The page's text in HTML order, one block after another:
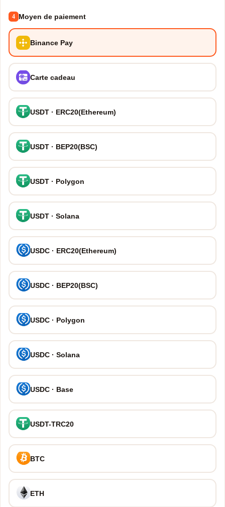
4 Moyen de paiement
Binance Pay
Carte cadeau
USDT · ERC20(Ethereum)
USDT · BEP20(BSC)
USDT · Polygon
USDT · Solana
USDC · ERC20(Ethereum)
USDC · BEP20(BSC)
USDC · Polygon
USDC · Solana
USDC · Base
USDT-TRC20
BTC
ETH